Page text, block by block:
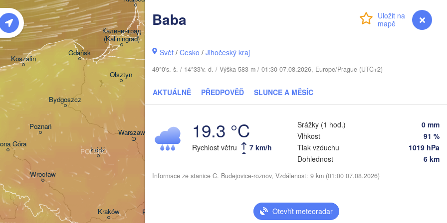
myVentusky Předpověď
Baba
Svět /Česko /Jihočeský kraj
49°0's. š. / 14°33'v. d. / Výška 583 m / 01:30 07.08.2026, Europe/Prague (UTC+2)
AKTUÁLNĚ PŘEDPOVĚĎ SLUNCE A MĚSÍC
19.3 °C
Rychlost větru 7 km/h
Srážky (1 hod.)
0 mm
Vlhkost
91 %
Tlak vzduchu
1019 hPa
Dohlednost
6 km
Informace ze stanice C. Budejovice-roznov, Vzdálenost: 9 km (01:00 07.08.2026)
Otevřít meteoradar
Warszawa
Kraków
Łódź
Wrocław
Poznań
Olsztyn
Rzeszów
Koszalin
Góra
Gdańsk
Калининград
(Kaliningrad)
Bydgoszcz
POLSKO
(Minsk)
Бабруйск
Баранавічы
(Zhytomyr)
Пінск
(Pinsk)
Мазыр
(Mazyr)
Гродна
(Mahilioŭ)
Смоленск
Брэст
(Brest)
BĚLORUSKO
LITVA